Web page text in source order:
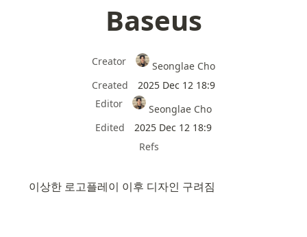
Baseus
Creator
Seonglae Cho
Created
2025 Dec 12 18:9
Editor
Seonglae Cho
Edited
2025 Dec 12 18:9
Refs
이상한 로고플레이 이후 디자인 구려짐